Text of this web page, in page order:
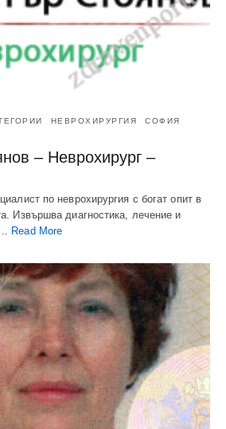
НЕВРОХИРУРГИЯ СОФИЯ
– Неврохирург –
по неврохирургия с богат опит в
Извършва диагностика, лечение и
Read More